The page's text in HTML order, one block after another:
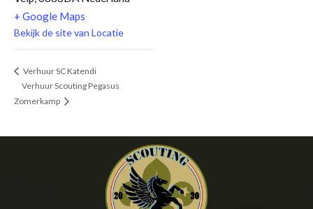
+ Google Maps
Bekijk de site van Locatie
Verhuur SC Katendi
Verhuur Scouting Pegasus
Zomerkamp